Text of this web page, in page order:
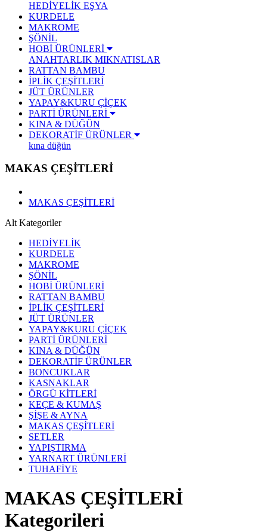
HEDİYELİK EŞYA
KURDELE
MAKROME
ŞÖNİL
HOBİ ÜRÜNLERİ
ANAHTARLIK MIKNATISLAR
RATTAN BAMBU
İPLİK ÇEŞİTLERİ
JÜT ÜRÜNLER
YAPAY&KURU ÇİÇEK
PARTİ ÜRÜNLERİ
KINA & DÜĞÜN
DEKORATİF ÜRÜNLER
kına düğün
MAKAS ÇEŞİTLERİ
MAKAS ÇEŞİTLERİ
Alt Kategoriler
HEDİYELİK
KURDELE
MAKROME
ŞÖNİL
HOBİ ÜRÜNLERİ
RATTAN BAMBU
İPLİK ÇEŞİTLERİ
JÜT ÜRÜNLER
YAPAY&KURU ÇİÇEK
PARTİ ÜRÜNLERİ
KINA & DÜĞÜN
DEKORATİF ÜRÜNLER
BONCUKLAR
KASNAKLAR
ÖRGÜ KİTLERİ
KEÇE & KUMAŞ
ŞİŞE & AYNA
MAKAS ÇEŞİTLERİ
SETLER
YAPIŞTIRMA
YARNART ÜRÜNLERİ
TUHAFİYE
MAKAS ÇEŞİTLERİ
Kategorileri